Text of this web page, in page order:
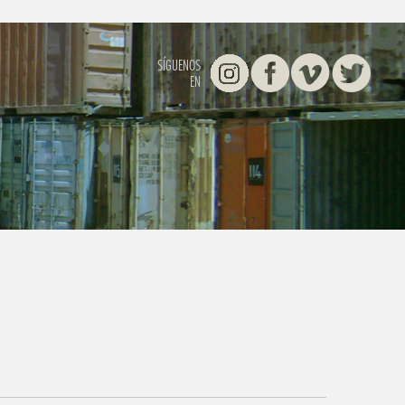
SÍGUENOS
EN
InstagramFacebookVimeoTwitter